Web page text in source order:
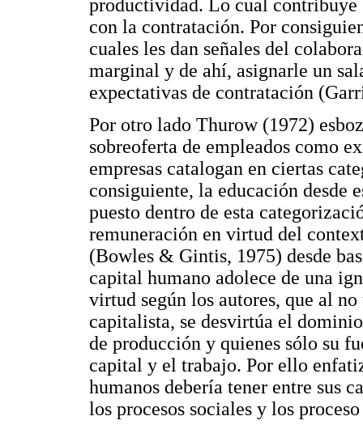
productividad. Lo cual contribuye
con la contratación. Por
cuales les dan señales del
marginal y de ahí, asignarle un
expectativas de contratación
Por otro lado Thurow (1972)
sobreoferta de empleados como
empresas catalogan en ciertas
consiguiente, la educación desde
puesto dentro de esta
remuneración en virtud del
(Bowles & Gintis, 1975) desde
capital humano adolece de una
virtud según los autores, que al
capitalista, se desvirtúa el
de producción y quienes sólo su
capital y el trabajo. Por ello
humanos debería tener entre sus
los procesos sociales y los